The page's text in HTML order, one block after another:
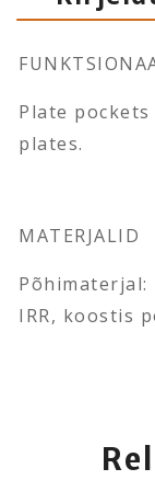
Plate pockets
plates.
MATERJALID
Põhimaterjal:
IRR, koostis